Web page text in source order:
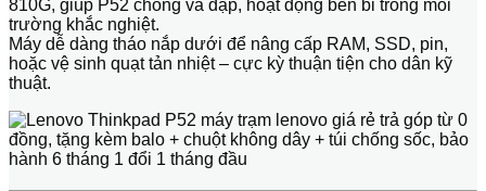
810G, giúp P52 chống va đập, hoạt động bền bỉ trong môi
trường khắc nghiệt.
Máy dễ dàng tháo nắp dưới để nâng cấp RAM, SSD, pin,
hoặc vệ sinh quạt tản nhiệt – cực kỳ thuận tiện cho dân kỹ
thuật.